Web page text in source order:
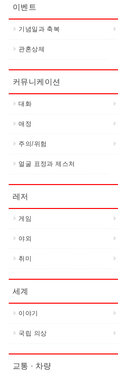
이벤트
기념일과 축복
관혼상제
커뮤니케이션
대화
애정
주의/위험
얼굴 표정과 제스처
레저
게임
야외
취미
세계
이야기
국립 의상
교통 · 차량